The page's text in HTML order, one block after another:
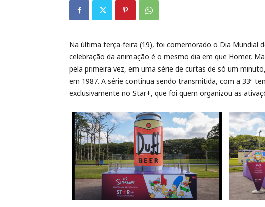
Na última terça-feira (19), foi comemorado o Dia Mundial
celebração da animação é o mesmo dia em que Homer,
pela primeira vez, em uma série de curtas de só um
em 1987. A série continua sendo transmitida, com a 33ª
exclusivamente no Star+, que foi quem organizou as